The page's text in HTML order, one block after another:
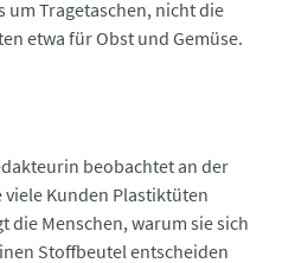
um Tragetaschen, nicht die
etwa für Obst und Gemüse.
beobachtet an der
Kunden Plastiktüten
die Menschen, warum sie sich
Stoffbeutel entscheiden